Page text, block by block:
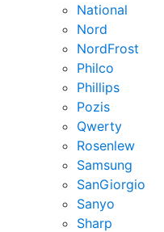
National
Nord
NordFrost
Philco
Phillips
Pozis
Qwerty
Rosenlew
Samsung
SanGiorgio
Sanyo
Sharp